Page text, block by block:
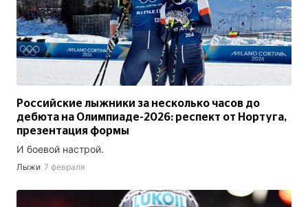
Российские лыжники за несколько часов до
дебюта на Олимпиаде-2026: респект от Нортуга,
презентация формы
И боевой настрой.
Лыжи 7 февраля